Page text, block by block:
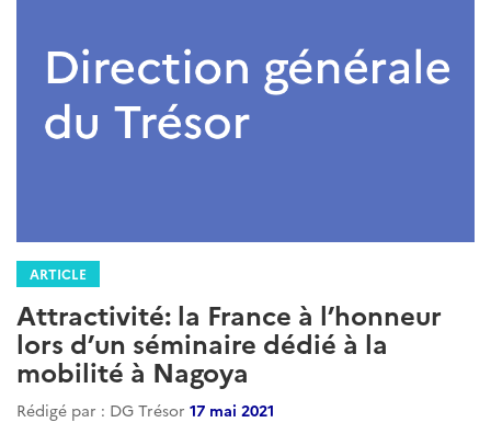
ARTICLE
Attractivité: la France à l’honneur
lors d’un séminaire dédié à la
mobilité à Nagoya
Rédigé par : DG Trésor 17 mai 2021